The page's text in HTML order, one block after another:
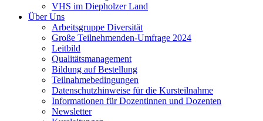
VHS im Diepholzer Land
Über Uns
Arbeitsgruppe Diversität
Große Teilnehmenden-Umfrage 2024
Leitbild
Qualitätsmanagement
Bildung auf Bestellung
Teilnahmebedingungen
Datenschutzhinweise für die Kursteilnahme
Informationen für Dozentinnen und Dozenten
Newsletter